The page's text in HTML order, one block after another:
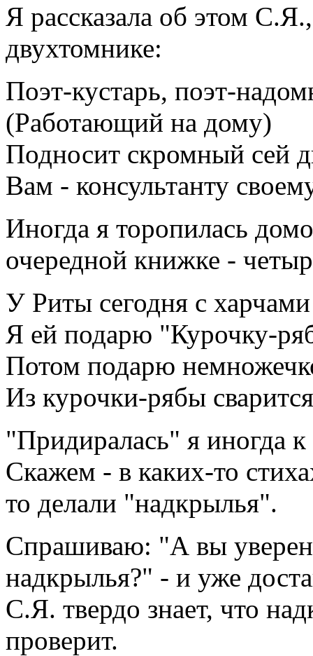
Я рассказала об этом
двухтомнике:
Поэт-кустарь, поэт-
(Работающий на дому)
Подносит скромный сей
Вам - консультанту
Иногда я торопилась
очередной книжке -
У Риты сегодня с
Я ей подарю "Курочку-
Потом подарю
Из курочки-рябы
"Придиралась" я иногда
Скажем - в каких-то
то делали "надкрылья".
Спрашиваю: "А вы
надкрылья?" - и уже
С.Я. твердо знает, что
проверит.